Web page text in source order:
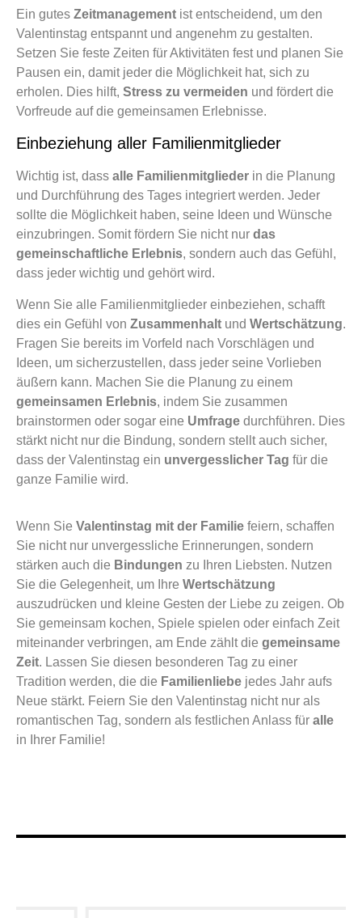
Ein gutes Zeitmanagement ist entscheidend, um den
Valentinstag entspannt und angenehm zu gestalten.
Setzen Sie feste Zeiten für Aktivitäten fest und planen Sie
Pausen ein, damit jeder die Möglichkeit hat, sich zu
erholen. Dies hilft, Stress zu vermeiden und fördert die
Vorfreude auf die gemeinsamen Erlebnisse.
Einbeziehung aller Familienmitglieder
Wichtig ist, dass alle Familienmitglieder in die Planung
und Durchführung des Tages integriert werden. Jeder
sollte die Möglichkeit haben, seine Ideen und Wünsche
einzubringen. Somit fördern Sie nicht nur das
gemeinschaftliche Erlebnis, sondern auch das Gefühl,
dass jeder wichtig und gehört wird.
Wenn Sie alle Familienmitglieder einbeziehen, schafft
dies ein Gefühl von Zusammenhalt und Wertschätzung.
Fragen Sie bereits im Vorfeld nach Vorschlägen und
Ideen, um sicherzustellen, dass jeder seine Vorlieben
äußern kann. Machen Sie die Planung zu einem
gemeinsamen Erlebnis, indem Sie zusammen
brainstormen oder sogar eine Umfrage durchführen. Dies
stärkt nicht nur die Bindung, sondern stellt auch sicher,
dass der Valentinstag ein unvergesslicher Tag für die
ganze Familie wird.
Wenn Sie Valentinstag mit der Familie feiern, schaffen
Sie nicht nur unvergessliche Erinnerungen, sondern
stärken auch die Bindungen zu Ihren Liebsten. Nutzen
Sie die Gelegenheit, um Ihre Wertschätzung
auszudrücken und kleine Gesten der Liebe zu zeigen. Ob
Sie gemeinsam kochen, Spiele spielen oder einfach Zeit
miteinander verbringen, am Ende zählt die gemeinsame
Zeit. Lassen Sie diesen besonderen Tag zu einer
Tradition werden, die die Familienliebe jedes Jahr aufs
Neue stärkt. Feiern Sie den Valentinstag nicht nur als
romantischen Tag, sondern als festlichen Anlass für alle
in Ihrer Familie!